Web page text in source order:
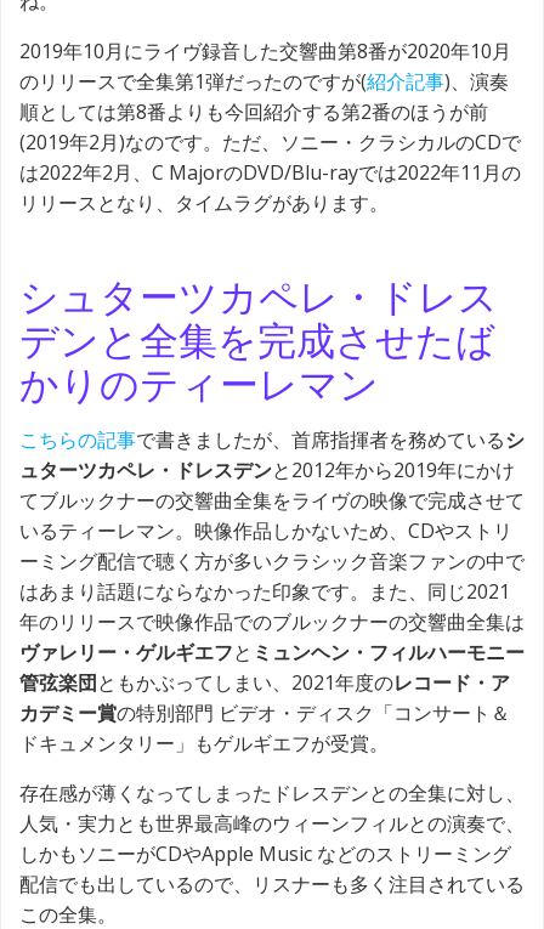
2019年10月にライヴ録音した交響曲第8番が2020年10月
のリリースで全集第1弾だったのですが(紹介記事)、演奏
順としては第8番よりも今回紹介する第2番のほうが前
(2019年2月)なのです。ただ、ソニー・クラシカルのCDで
は2022年2月、C MajorのDVD/Blu-rayでは2022年11月の
リリースとなり、タイムラグがあります。
シュターツカペレ・ドレス
デンと全集を完成させたば
かりのティーレマン
こちらの記事で書きましたが、首席指揮者を務めているシ
ュターツカペレ・ドレスデンと2012年から2019年にかけ
てブルックナーの交響曲全集をライヴの映像で完成させて
いるティーレマン。映像作品しかないため、CDやストリ
ーミング配信で聴く方が多いクラシック音楽ファンの中で
はあまり話題にならなかった印象です。また、同じ2021
年のリリースで映像作品でのブルックナーの交響曲全集は
ヴァレリー・ゲルギエフと ミュンヘン・フィルハーモニー
管弦楽団ともかぶってしまい、2021年度のレコード・ア
カデミー賞の特別部門 ビデオ・ディスク「コンサート＆
ドキュメンタリー」もゲルギエフが受賞。
存在感が薄くなってしまったドレスデンとの全集に対し、
人気・実力とも世界最高峰のウィーンフィルとの演奏で、
しかもソニーがCDやApple Music などのストリーミング
配信でも出しているので、リスナーも多く注目されている
この全集。